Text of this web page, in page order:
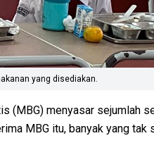
yang disediakan.
(MBG) menyasar sejumlah
MBG itu, banyak yang tak